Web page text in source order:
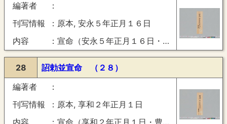
編著者
刊写情報
原本, 安永５年正月１６日
内容
宣命（安永５年正月１６日・豊楽）
28
詔勅並宣命 （２８）
編著者
刊写情報
原本, 享和２年正月１日